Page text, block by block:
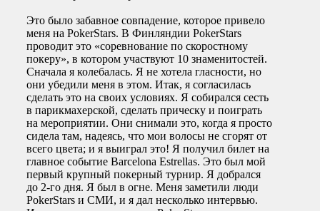
Это было забавное совпадение, которое привело
меня на PokerStars. В Финляндии PokerStars
проводит это «соревнование по скоростному
покеру», в котором участвуют 10 знаменитостей.
Сначала я колебалась. Я не хотела гласности, но
они убедили меня в этом. Итак, я согласилась
сделать это на своих условиях. Я собирался сесть
в парикмахерской, сделать прическу и поиграть
на мероприятии. Они снимали это, когда я просто
сидела там, надеясь, что мои волосы не сгорят от
всего цвета; и я выиграл это! Я получил билет на
главное событие Barcelona Estrellas. Это был мой
первый крупный покерный турнир. Я добрался
до 2-го дня. Я был в огне. Меня заметили люди
PokerStars и СМИ, и я дал несколько интервью.